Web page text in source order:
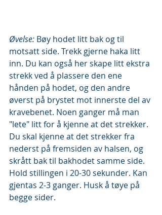
Øvelse: Bøy hodet litt bak og til
motsatt side. Trekk gjerne haka litt
inn. Du kan også her skape litt ekstra
strekk ved å plassere den ene
hånden på hodet, og den andre
øverst på brystet mot innerste del av
kravebenet. Noen ganger må man
"lete" litt for å kjenne at det strekker.
Du skal kjenne at det strekker fra
nederst på fremsiden av halsen, og
skrått bak til bakhodet samme side.
Hold stillingen i 20-30 sekunder. Kan
gjentas 2-3 ganger. Husk å tøye på
begge sider.